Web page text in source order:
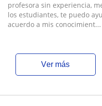
profesora sin experiencia,
los estudiantes, te puedo
acuerdo a mis conocimient...
ver más